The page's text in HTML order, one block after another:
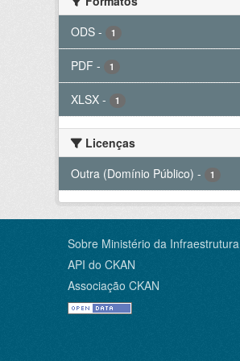
ODS - 1
PDF - 1
XLSX - 1
Licenças
Outra (Domínio Público) - 1
Sobre Ministério da Infraestrutura
API do CKAN
Associação CKAN